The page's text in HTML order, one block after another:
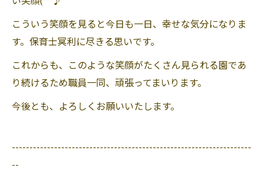
こういう笑顔を見ると今日も一日、幸せな気分になりま
す。保育士冥利に尽きる思いです。
これからも、このような笑顔がたくさん見られる園であ
り続けるため職員一同、頑張ってまいります。
今後とも、よろしくお願いいたします。
--------------------------------------------------------------------
--